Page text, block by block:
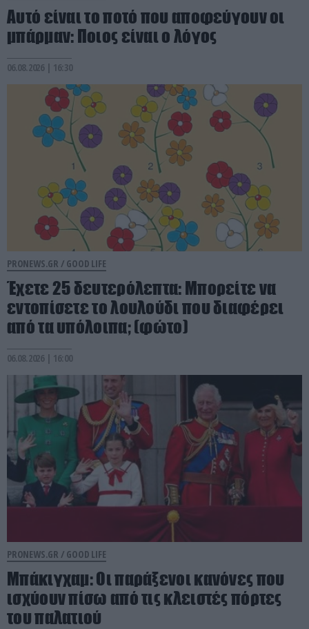
Αυτό είναι το ποτό που αποφεύγουν οι
μπάρμαν: Ποιος είναι ο λόγος
06.08.2026 | 16:30
PRONEWS.GR / GOOD LIFE
Έχετε 25 δευτερόλεπτα: Μπορείτε να
εντοπίσετε το λουλούδι που διαφέρει
από τα υπόλοιπα; (φώτο)
06.08.2026 | 16:00
PRONEWS.GR / GOOD LIFE
Μπάκιγχαμ: Οι παράξενοι κανόνες που
ισχύουν πίσω από τις κλειστές πόρτες
του παλατιού